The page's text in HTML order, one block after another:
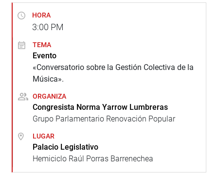
HORA
3:00 PM
TEMA
Evento
«Conversatorio sobre la Gestión Colectiva de la
Música».
ORGANIZA
Congresista Norma Yarrow Lumbreras
Grupo Parlamentario Renovación Popular
LUGAR
Palacio Legislativo
Hemiciclo Raúl Porras Barrenechea